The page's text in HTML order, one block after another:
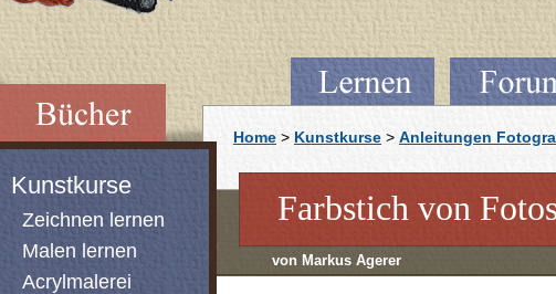
Kunstkurse
Zeichnen lernen
Malen lernen
Acrylmalerei
Home > Kunstkurse > Anleitungen
Farbstich von
von Markus Agerer